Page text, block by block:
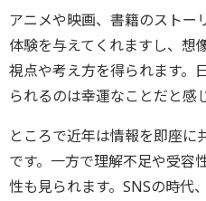
アニメや映画、書籍のストー
体験を与えてくれますし、想
視点や考え方を得られます。
られるのは幸運なことだと感
ところで近年は情報を即座に
です。一方で理解不足や受容
性も見られます。SNSの時代